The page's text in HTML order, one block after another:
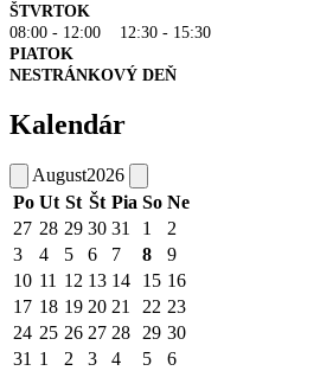
ŠTVRTOK
08:00 - 12:00 12:30 - 15:30
PIATOK
NESTRÁNKOVÝ DEŇ
Kalendár
August2026
Po Ut St Št Pia So Ne
27 28 29 30 31 1
2
3
4 5 6 7 8
9
10 11 12 13 14 15 16
17 18 19 20 21 22 23
24 25 26 27 28 29 30
31 1 2 3 4 5 6